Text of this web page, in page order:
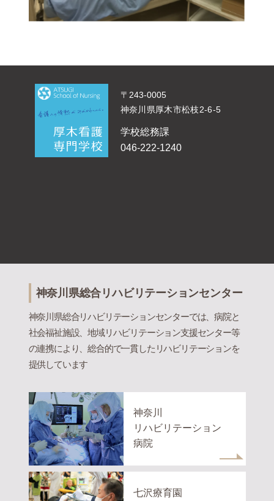
〒243-0005
神奈川県厚木市松枝2-6-5
学校総務課
046-222-1240
神奈川県総合リハビリテーションセンター
神奈川県総合リハビリテーションセンターでは、病院と
社会福祉施設、地域リハビリテーション支援センター等
の連携により、総合的で一貫したリハビリテーションを
提供しています
神奈川
リハビリテーション
病院
七沢療育園